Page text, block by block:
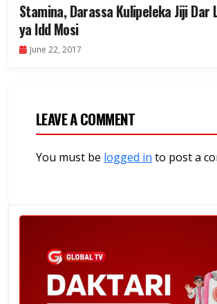
Stamina, Darassa Kulipeleka Jiji Dar
ya Idd Mosi
June 22, 2017
LEAVE A COMMENT
You must be logged in to post a